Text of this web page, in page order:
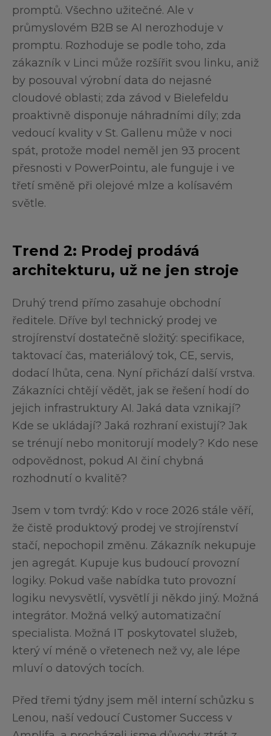
promptů. Všechno užitečné. Ale v
průmyslovém B2B se AI nerozhoduje v
promptu. Rozhoduje se podle toho, zda
zákazník v Linci může rozšířit svou linku, aniž
by posouval výrobní data do nejasné
cloudové oblasti; zda závod v Bielefeldu
proaktivně disponuje náhradními díly; zda
vedoucí kvality v St. Gallenu může v noci
spát, protože model neměl jen 93 procent
přesnosti v PowerPointu, ale funguje i ve
třetí směně při olejové mlze a kolísavém
světle.
Trend 2: Prodej prodává
architekturu, už ne jen stroje
Druhý trend přímo zasahuje obchodní
ředitele. Dříve byl technický prodej ve
strojírenství dostatečně složitý: specifikace,
taktovací čas, materiálový tok, CE, servis,
dodací lhůta, cena. Nyní přichází další vrstva.
Zákazníci chtějí vědět, jak se řešení hodí do
jejich infrastruktury AI. Jaká data vznikají?
Kde se ukládají? Jaká rozhraní existují? Jak
se trénují nebo monitorují modely? Kdo nese
odpovědnost, pokud AI činí chybná
rozhodnutí o kvalitě?
Jsem v tom tvrdý: Kdo v roce 2026 stále věří,
že čistě produktový prodej ve strojírenství
stačí, nepochopil změnu. Zákazník nekupuje
jen agregát. Kupuje kus budoucí provozní
logiky. Pokud vaše nabídka tuto provozní
logiku nevysvětlí, vysvětlí ji někdo jiný. Možná
integrátor. Možná velký automatizační
specialista. Možná IT poskytovatel služeb,
který ví méně o vřetenech než vy, ale lépe
mluví o datových tocích.
Před třemi týdny jsem měl interní schůzku s
Lenou, naší vedoucí Customer Success v